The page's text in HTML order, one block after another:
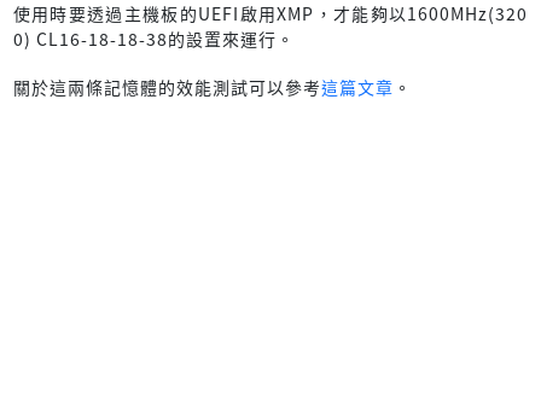
使用時要透過主機板的UEFI啟用XMP，才能夠以1600MHz(320
0) CL16-18-18-38的設置來運行。
關於這兩條記憶體的效能測試可以參考這篇文章 。